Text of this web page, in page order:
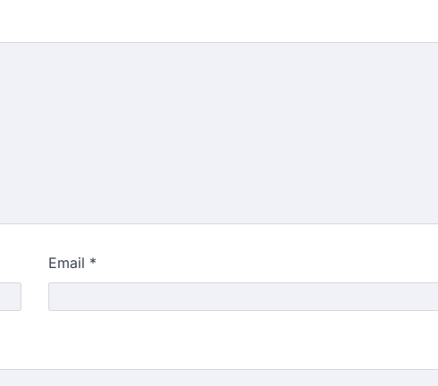
Email *